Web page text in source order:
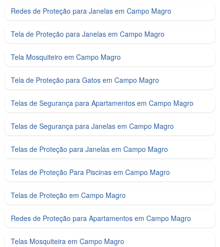
Redes de Proteção para Janelas em Campo Magro
Tela de Proteção para Janelas em Campo Magro
Tela Mosquiteiro em Campo Magro
Tela de Proteção para Gatos em Campo Magro
Telas de Segurança para Apartamentos em Campo Magro
Telas de Segurança para Janelas em Campo Magro
Telas de Proteção para Janelas em Campo Magro
Telas de Proteção Para Piscinas em Campo Magro
Telas de Proteção em Campo Magro
Redes de Proteção para Apartamentos em Campo Magro
Telas Mosquiteira em Campo Magro